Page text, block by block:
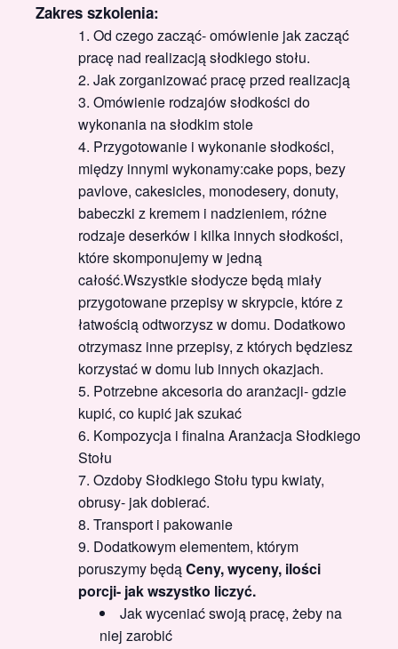
Zakres szkolenia:
Od czego zacząć- omówienie jak zacząć
pracę nad realizacją słodkiego stołu.
Jak zorganizować pracę przed realizacją
Omówienie rodzajów słodkości do
wykonania na słodkim stole
Przygotowanie i wykonanie słodkości,
między innymi wykonamy:cake pops, bezy
pavlove, cakesicles, monodesery, donuty,
babeczki z kremem i nadzieniem, różne
rodzaje deserków i kilka innych słodkości,
które skomponujemy w jedną
całość.Wszystkie słodycze będą miały
przygotowane przepisy w skrypcie, które z
łatwością odtworzysz w domu. Dodatkowo
otrzymasz inne przepisy, z których będziesz
korzystać w domu lub innych okazjach.
Potrzebne akcesoria do aranżacji- gdzie
kupić, co kupić jak szukać
Kompozycja i finalna Aranżacja Słodkiego
Stołu
Ozdoby Słodkiego Stołu typu kwiaty,
obrusy- jak dobierać.
Transport i pakowanie
Dodatkowym elementem, którym
poruszymy będąCeny, wyceny, ilości
porcji- jak wszystko liczyć.
Jak wyceniać swoją pracę, żeby na
niej zarobić